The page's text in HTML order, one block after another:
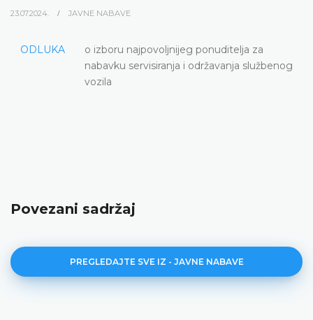
23.07.2024. JAVNE NABAVE
ODLUKA
o izboru najpovoljnijeg ponuditelja za
nabavku servisiranja i održavanja službenog
vozila
Povezani sadržaj
PREGLEDAJTE SVE IZ - JAVNE NABAVE